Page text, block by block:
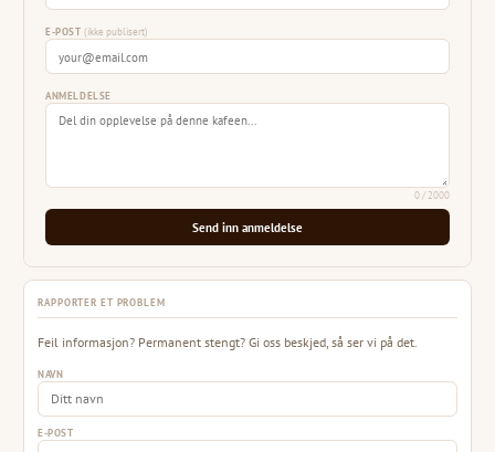
E-POST(ikke publisert)
ANMELDELSE
0/ 2000
Send inn anmeldelse
RAPPORTER ET PROBLEM
Feil informasjon? Permanent stengt? Gi oss beskjed, så ser vi på det.
NAVN
E-POST